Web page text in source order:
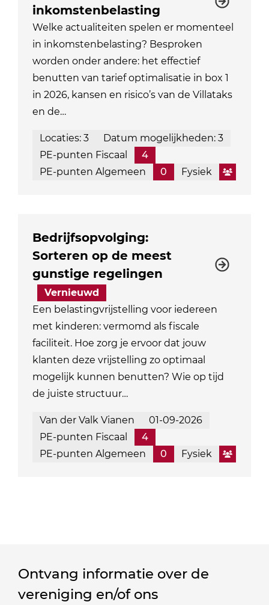
inkomstenbelasting
Welke actualiteiten spelen er momenteel
in inkomstenbelasting? Besproken
worden onder andere: het effectief
benutten van tarief optimalisatie in box 1
in 2026, kansen en risico’s van de Villataks
en de…
Locaties: 3
Datum mogelijkheden: 3
PE-punten Fiscaal
4
PE-punten Algemeen
0 Fysiek
Bedrijfsopvolging:
Sorteren op de meest
gunstige regelingen
Vernieuwd
Een belastingvrijstelling voor iedereen
met kinderen: vermomd als fiscale
faciliteit. Hoe zorg je ervoor dat jouw
klanten deze vrijstelling zo optimaal
mogelijk kunnen benutten? Wie op tijd
de juiste structuur…
Van der Valk Vianen
01-09-2026
PE-punten Fiscaal
4
PE-punten Algemeen
0 Fysiek
Ontvang informatie over de
vereniging en/of ons